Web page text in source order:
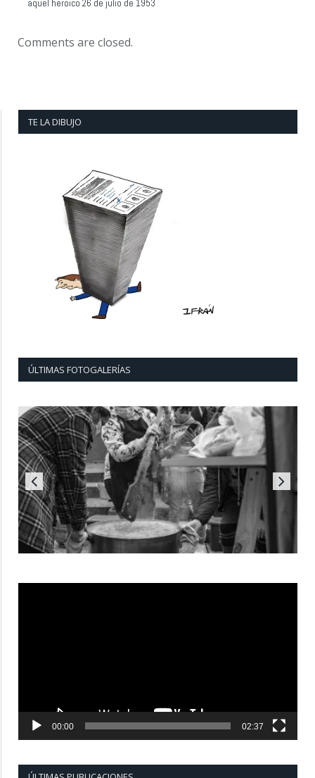
aquel heroico 26 de julio de 1953
Comments are closed.
TE LA DIBUJO
ÚLTIMAS FOTOGALERÍAS
00:00 02:37